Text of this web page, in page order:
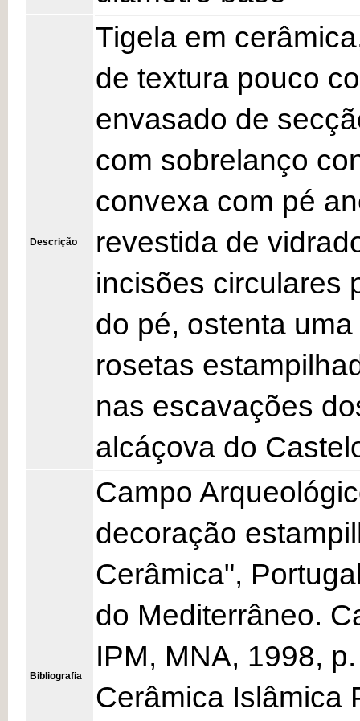
Descrição
Tigela em
de textura pouco
envasado de
com sobrelanço
convexa com pé
revestida de
incisões circulares
do pé, ostenta
rosetas
nas escavações
alcáçova do
Bibliografia
Campo
decoração
Cerâmica",
do Mediterrâneo.
IPM, MNA, 1998,
Cerâmica Islâmica